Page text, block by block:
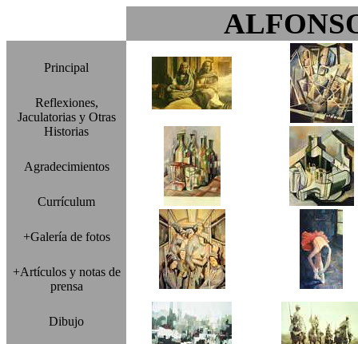
Principal
Reflexiones,
Jaculatorias y Otras
Historias
Agradecimientos
Currículum
+Galería de fotos
+Artículos y notas de
prensa
Dibujo